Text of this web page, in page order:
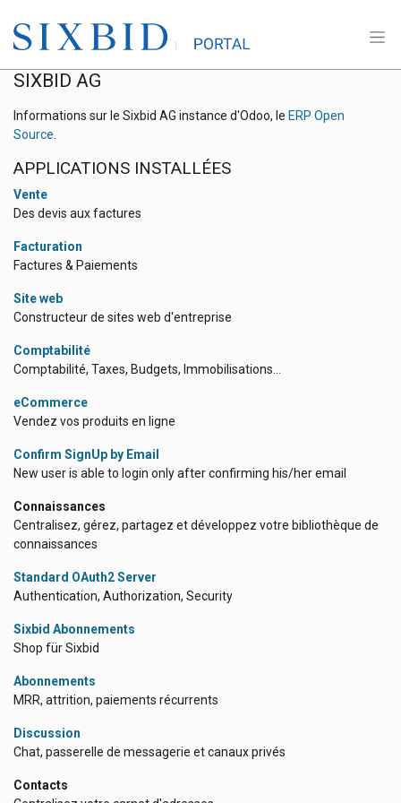
SIXBID AG
Informations sur le Sixbid AG instance d'Odoo, le ERP Open
Source
APPLICATIONS INSTALLÉES
Vente
Des devis aux factures
Facturation
Factures & Paiements
Site web
Constructeur de sites web d'entreprise
Comptabilité
Comptabilité, Taxes, Budgets, Immobilisations...
eCommerce
Vendez vos produits en ligne
Confirm SignUp by Email
New user is able to login only after confirming his/her email
Connaissances
Centralisez, gérez, partagez et développez votre bibliothèque de
connaissances
Standard OAuth2 Server
Authentication, Authorization, Security
Sixbid Abonnements
Shop für Sixbid
Abonnements
MRR, attrition, paiements récurrents
Discussion
Chat, passerelle de messagerie et canaux privés
Contacts